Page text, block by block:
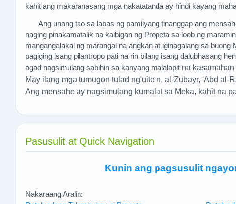
kahit ang makaranasang mga nakatatanda ay hindi kayang
Ang unang tao sa labas ng pamilyang tinanggap ang
naging pinakamatalik na kaibigan ng Propeta sa loob ng
mangangalakal ng marangal na angkan at iginagalang sa buong
pagiging isang pilantropo pati na rin bilang isang dalubhasang
agad nagsimulang sabihin sa kanyang malalapit na
May ilang mga tumugon tulad ng'uite n, al-Zubayr, 'Abd al-
Ang mensahe ay nagsimulang kumalat sa Meka, kahit na
Pasusulit at Quick Navigation
Kunin ang pagsusulit
Nakaraang Aralin: